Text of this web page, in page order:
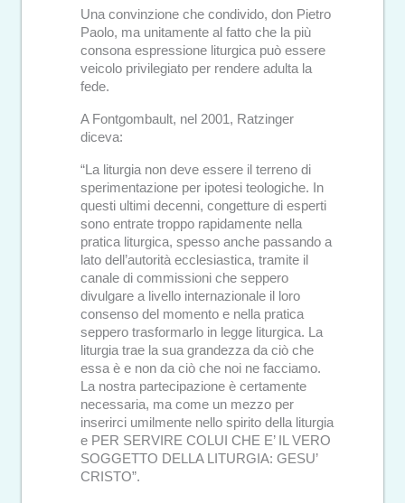
Una convinzione che condivido, don Pietro
Paolo, ma unitamente al fatto che la più
consona espressione liturgica può essere
veicolo privilegiato per rendere adulta la
fede.
A Fontgombault, nel 2001, Ratzinger
diceva:
“La liturgia non deve essere il terreno di
sperimentazione per ipotesi teologiche. In
questi ultimi decenni, congetture di esperti
sono entrate troppo rapidamente nella
pratica liturgica, spesso anche passando a
lato dell’autorità ecclesiastica, tramite il
canale di commissioni che seppero
divulgare a livello internazionale il loro
consenso del momento e nella pratica
seppero trasformarlo in legge liturgica. La
liturgia trae la sua grandezza da ciò che
essa è e non da ciò che noi ne facciamo.
La nostra partecipazione è certamente
necessaria, ma come un mezzo per
inserirci umilmente nello spirito della liturgia
e PER SERVIRE COLUI CHE E’ IL VERO
SOGGETTO DELLA LITURGIA: GESU’
CRISTO”.